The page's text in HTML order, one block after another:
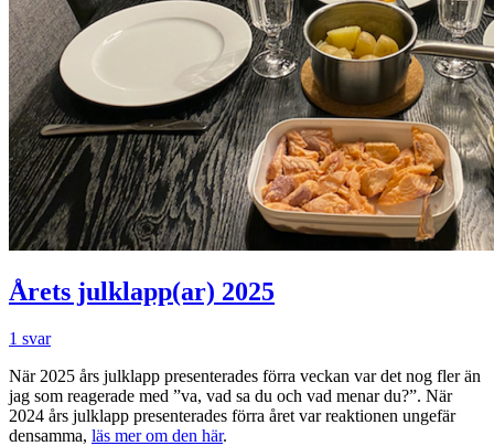
Årets julklapp(ar) 2025
1 svar
När 2025 års julklapp presenterades förra veckan var det nog fler än
jag som reagerade med ”va, vad sa du och vad menar du?”. När
2024 års julklapp presenterades förra året var reaktionen ungefär
densamma, läs mer om den här.